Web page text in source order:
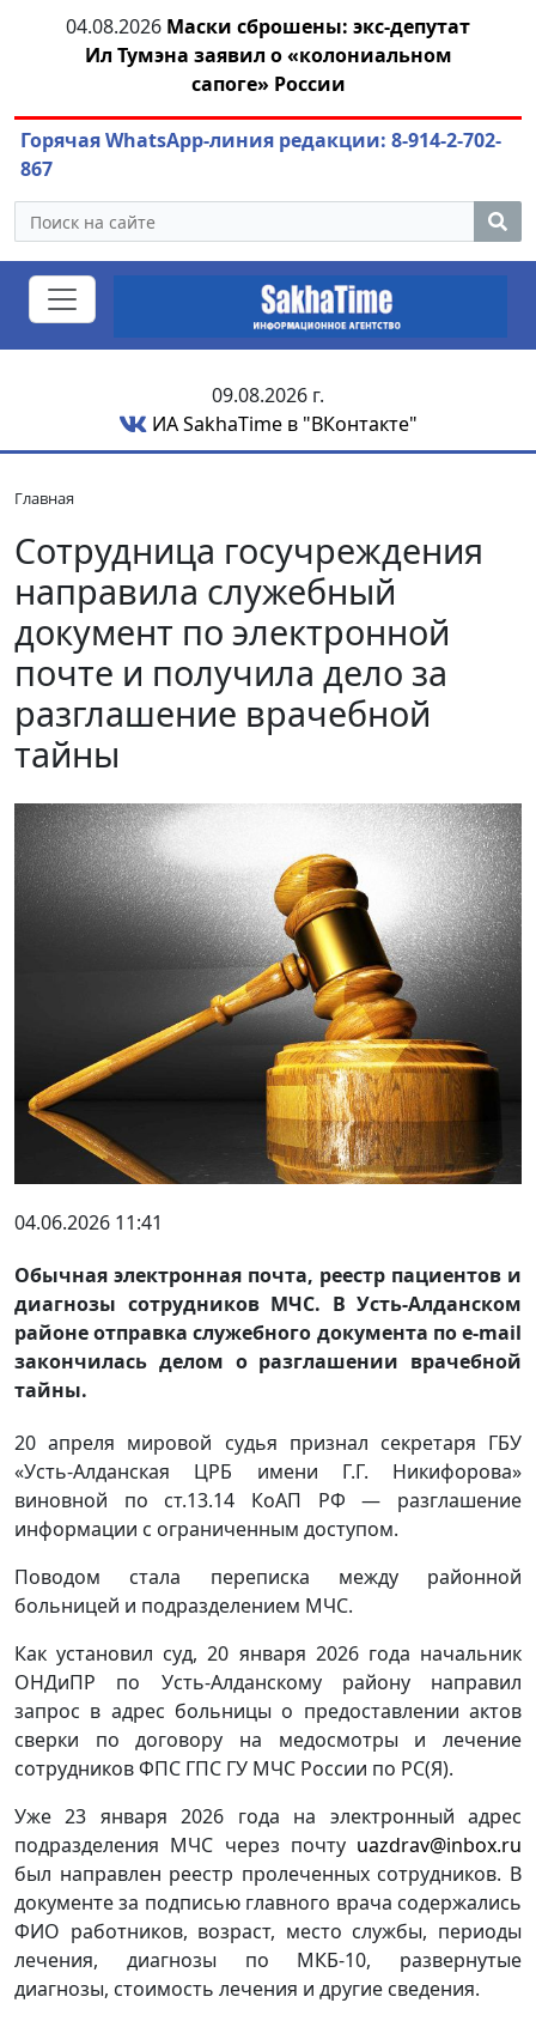
04.08.2026 Маски сброшены: экс-депутат
Ил Тумэна заявил о «колониальном
сапоге» России
Горячая WhatsApp-линия редакции: 8-914-2-702-
867
09.08.2026 г.
ИА SakhaTime в "ВКонтакте"
Главная
Сотрудница госучреждения
направила служебный
документ по электронной
почте и получила дело за
разглашение врачебной
тайны
04.06.2026 11:41
Обычная электронная почта, реестр пациентов и
диагнозы сотрудников МЧС. В Усть-Алданском
районе отправка служебного документа по e-mail
закончилась делом о разглашении врачебной
тайны.
20 апреля мировой судья признал секретаря ГБУ
«Усть-Алданская ЦРБ имени Г.Г. Никифорова»
виновной по ст.13.14 КоАП РФ — разглашение
информации с ограниченным доступом.
Поводом стала переписка между районной
больницей и подразделением МЧС.
Как установил суд, 20 января 2026 года начальник
ОНДиПР по Усть-Алданскому району направил
запрос в адрес больницы о предоставлении актов
сверки по договору на медосмотры и лечение
сотрудников ФПС ГПС ГУ МЧС России по РС(Я).
Уже 23 января 2026 года на электронный адрес
подразделения МЧС через почту uazdrav@inbox.ru
был направлен реестр пролеченных сотрудников. В
документе за подписью главного врача содержались
ФИО работников, возраст, место службы, периоды
лечения, диагнозы по МКБ-10, развернутые
диагнозы, стоимость лечения и другие сведения.